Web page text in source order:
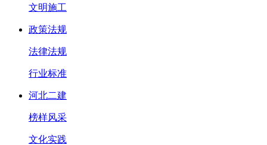
文明施工
政策法规
法律法规
行业标准
河北二建
榜样风采
文化实践